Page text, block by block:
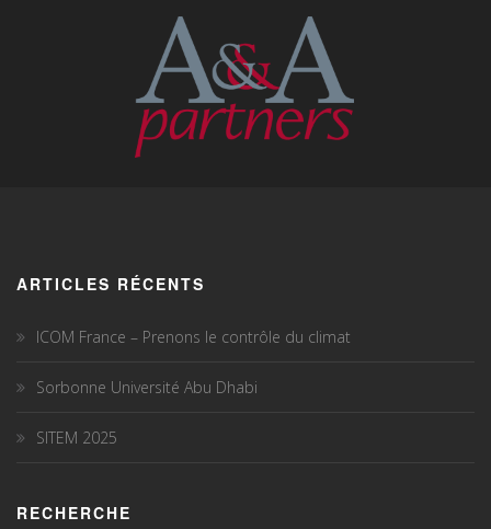
ARTICLES RÉCENTS
ICOM France – Prenons le contrôle du climat
Sorbonne Université Abu Dhabi
SITEM 2025
RECHERCHE